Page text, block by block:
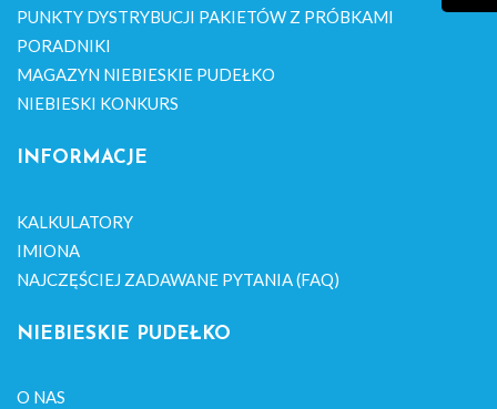
PUNKTY DYSTRYBUCJI PAKIETÓW Z PRÓBKAMI
PORADNIKI
MAGAZYN NIEBIESKIE PUDEŁKO
NIEBIESKI KONKURS
INFORMACJE
KALKULATORY
IMIONA
NAJCZĘŚCIEJ ZADAWANE PYTANIA (FAQ)
NIEBIESKIE PUDEŁKO
O NAS